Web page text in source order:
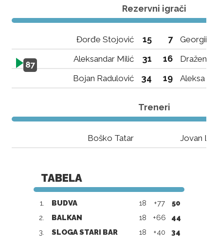
Rezervni igrači
Đorđe Stojović 15 7 Georgii
87
Aleksandar Milić 31 16
Dražen
Bojan Radulović
34 19 Aleksa
Treneri
Boško Tatar Jovan
TABELA
1. BUDVA 18 +77
50
2.
BALKAN 18 +66
44
3.
SLOGA STARI BAR 18 +40
34